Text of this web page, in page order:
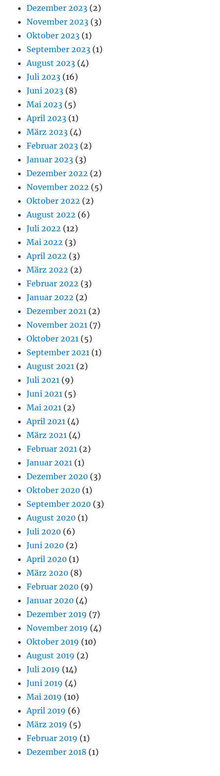
Dezember 2023 (2)
November 2023 (3)
Oktober 2023 (1)
September 2023 (1)
August 2023 (4)
Juli 2023 (16)
Juni 2023 (8)
Mai 2023 (5)
April 2023 (1)
März 2023 (4)
Februar 2023 (2)
Januar 2023 (3)
Dezember 2022 (2)
November 2022 (5)
Oktober 2022 (2)
August 2022 (6)
Juli 2022 (12)
Mai 2022 (3)
April 2022 (3)
März 2022 (2)
Februar 2022 (3)
Januar 2022 (2)
Dezember 2021 (2)
November 2021 (7)
Oktober 2021 (5)
September 2021 (1)
August 2021 (2)
Juli 2021 (9)
Juni 2021 (5)
Mai 2021 (2)
April 2021 (4)
März 2021 (4)
Februar 2021 (2)
Januar 2021 (1)
Dezember 2020 (3)
Oktober 2020 (1)
September 2020 (3)
August 2020 (1)
Juli 2020 (6)
Juni 2020 (2)
April 2020 (1)
März 2020 (8)
Februar 2020 (9)
Januar 2020 (4)
Dezember 2019 (7)
November 2019 (4)
Oktober 2019 (10)
August 2019 (2)
Juli 2019 (14)
Juni 2019 (4)
Mai 2019 (10)
April 2019 (6)
März 2019 (5)
Februar 2019 (1)
Dezember 2018 (1)